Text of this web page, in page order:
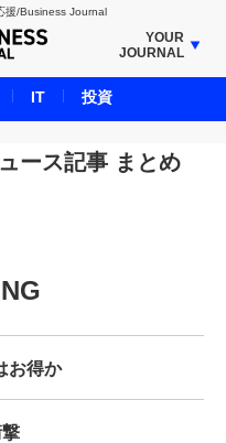
援/Business Journal
YOUR
JOURNAL
JOURNAL
ース記事 まとめ
お得か
IT 投資